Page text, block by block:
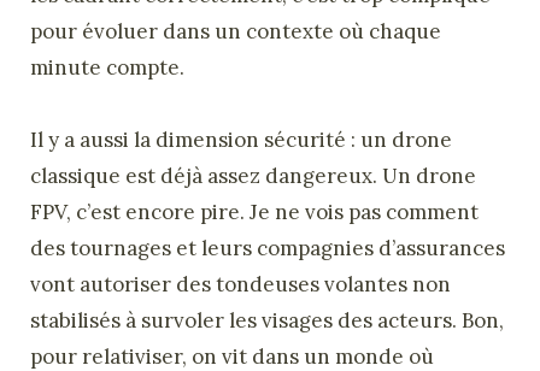
pour évoluer dans un contexte où chaque
minute compte.
Il y a aussi la dimension sécurité : un drone
classique est déjà assez dangereux. Un drone
FPV, c’est encore pire. Je ne vois pas comment
des tournages et leurs compagnies d’assurances
vont autoriser des tondeuses volantes non
stabilisés à survoler les visages des acteurs. Bon,
pour relativiser, on vit dans un monde où